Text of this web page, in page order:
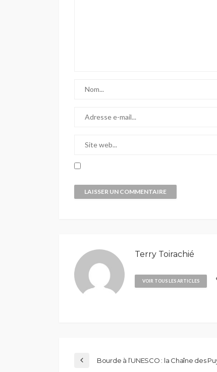
Terry Toirachié
VOIR TOUS LES ARTICLES
Bourde à l’UNESCO : la Chaîne des